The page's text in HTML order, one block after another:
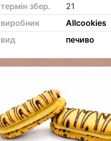
термін збер.
21
виробник
Allcookies
вид
печиво